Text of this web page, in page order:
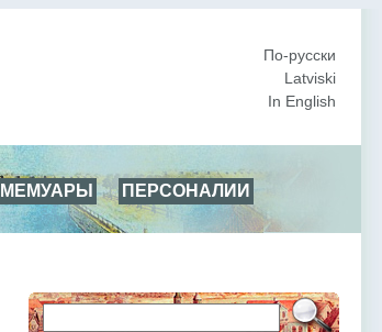
По-русски
Latviski
In English
МЕМУАРЫ
ПЕРСОНАЛИИ